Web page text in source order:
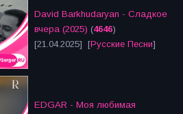
David Barkhudaryan - Сладкое
вчера (2025) (4646)
[21.04.2025] [Русские Песни]
EDGAR - Моя любимая